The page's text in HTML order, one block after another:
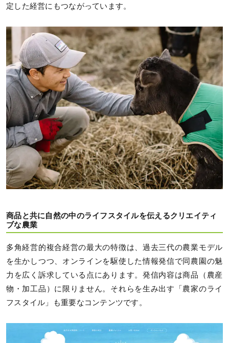
定した経営にもつながっています。
商品と共に自然の中のライフスタイルを伝えるクリエイティ
ブな農業
多角経営的複合経営の最大の特徴は、過去三代の農業モデル
を生かしつつ、オンラインを駆使した情報発信で同農園の魅
力を広く訴求している点にあります。発信内容は商品（農産
物・加工品）に限りません。それらを生み出す「農家のライ
フスタイル」も重要なコンテンツです。